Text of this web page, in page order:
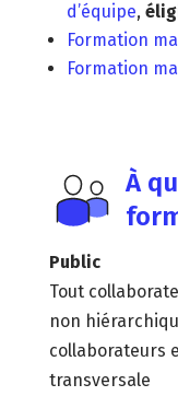
d’équipe,
Formation
Formation
À
Public
Tout
non
collaborateurs
transversale